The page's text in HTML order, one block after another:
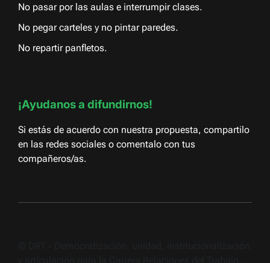
No pasar por las aulas e interrumpir clases.
No pegar carteles y no pintar paredes.
No repartir panfletos.
¡Ayudanos a difundirnos!
Si estás de acuerdo con nuestra propuesta, compartilo
en las redes sociales o comentalo con tus
compañeros/as.